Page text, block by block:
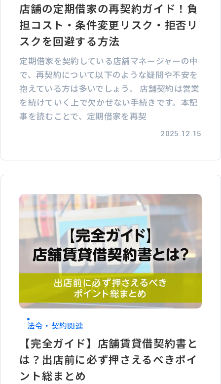
店舗の定期借家の再契約ガイド！負
担コスト・条件変更リスク・拒否リ
スクを回避する方法
定期借家を契約している店舗マネージャーの中
で、再契約について以下のような疑問や不安を
抱えている方は多いでしょう。 店舗契約は営業
を続けていく上で欠かせない手続きです。本記
事を読むことで、定期借家を再契
2025.12.15
法令・契約関連
【完全ガイド】店舗賃貸借契約書と
は？出店前に必ず押さえるべきポイ
ント総まとめ